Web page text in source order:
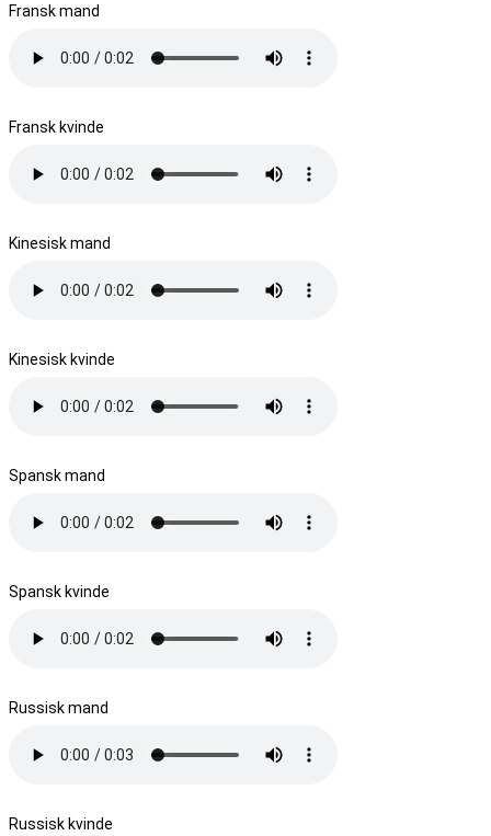
Fransk mand
Fransk kvinde
Kinesisk mand
Kinesisk kvinde
Spansk mand
Spansk kvinde
Russisk mand
Russisk kvinde